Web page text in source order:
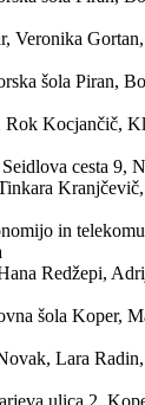
Veronika
šola Piran,
Kocjančič,
Seidlova cesta 9,
in
Redžepi,
šola Koper,
Lara
ulica 2,